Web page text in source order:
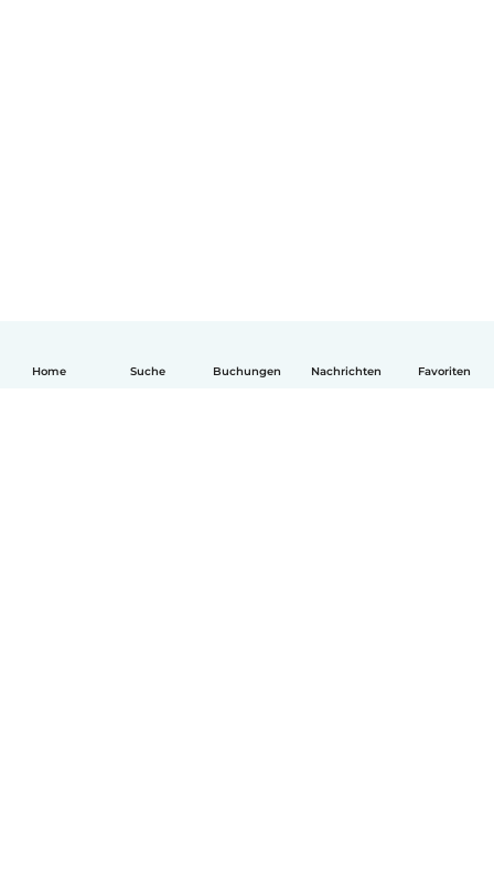
Home Suche Buchungen Nachrichten Favoriten